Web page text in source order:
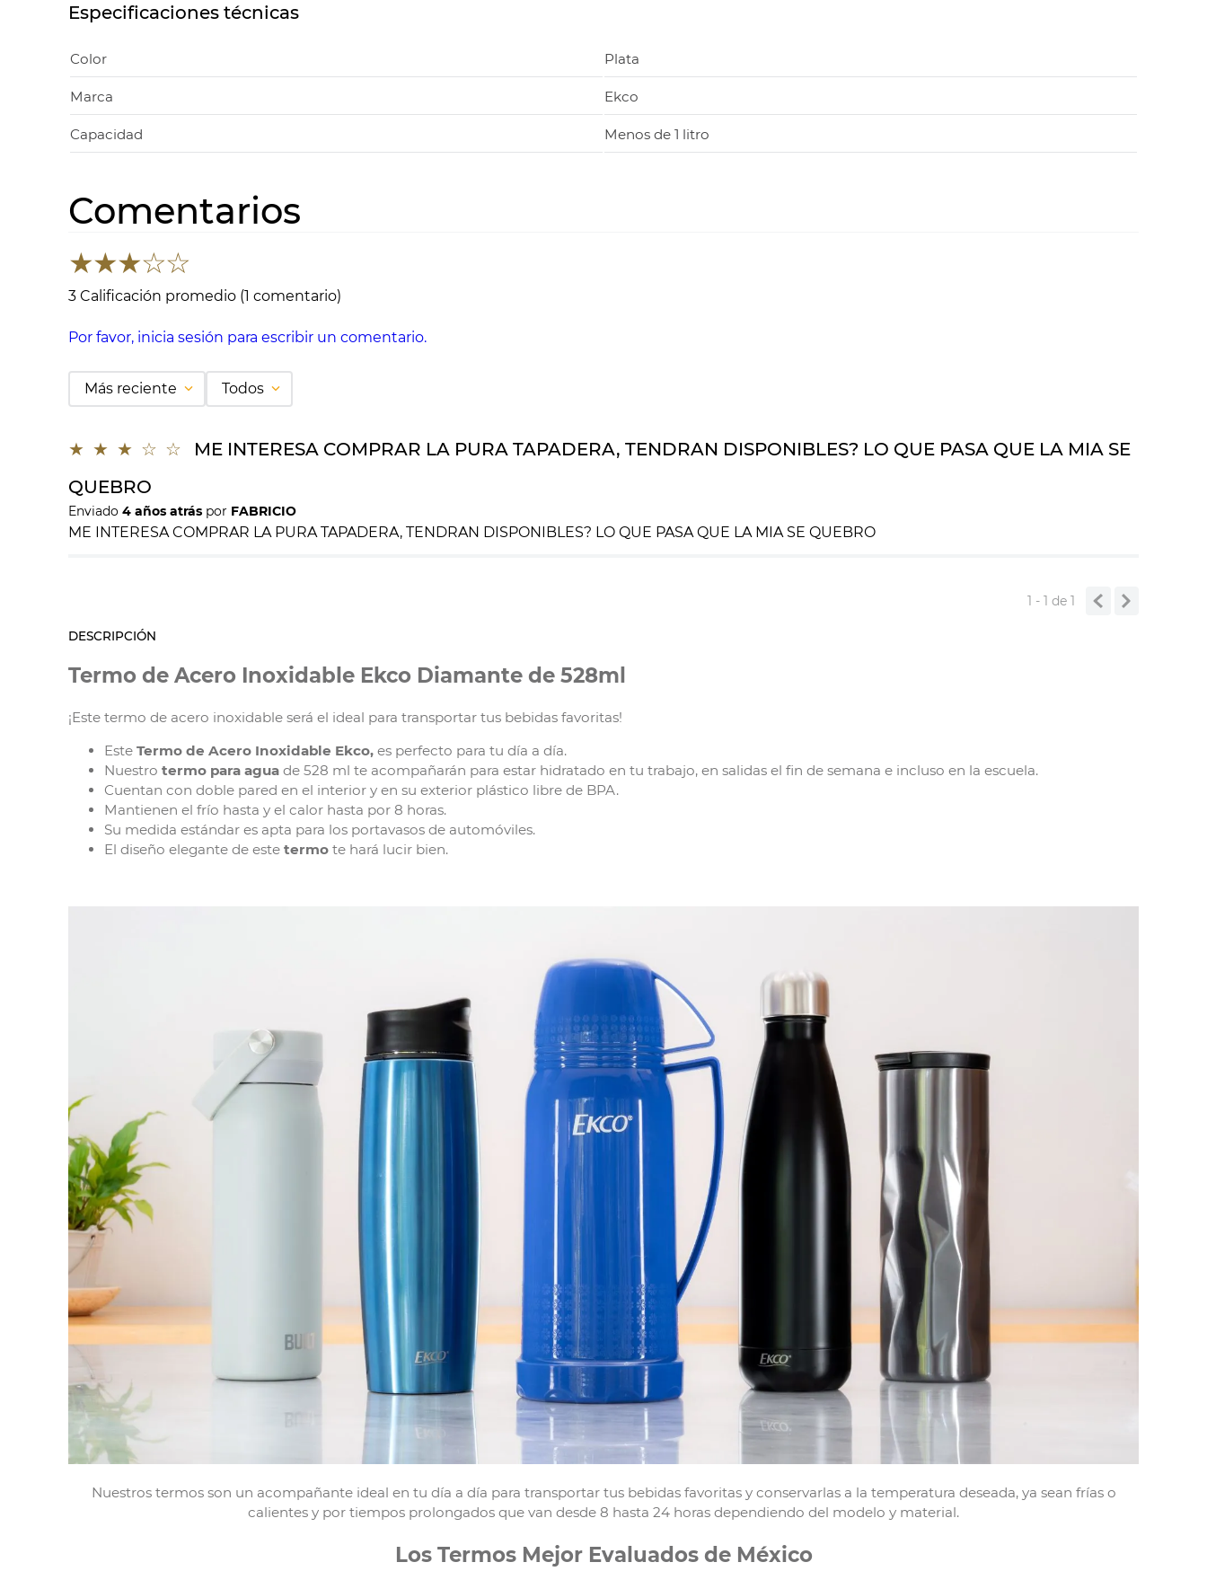
Especificaciones técnicas
Color Plata
Marca Ekco
Capacidad Menos de 1 litro
Comentarios
★★★☆☆
3 Calificación promedio (1 comentario)
Por favor, inicia sesión para escribir un comentario.
Más reciente Todos
★ ★ ★ ☆ ☆
ME INTERESA COMPRAR LA PURA TAPADERA, TENDRAN DISPONIBLES? LO QUE PASA QUE LA MIA SE
QUEBRO
Enviado 4 años atrás por FABRICIO
ME INTERESA COMPRAR LA PURA TAPADERA, TENDRAN DISPONIBLES? LO QUE PASA QUE LA MIA SE QUEBRO
1 - 1de 1
DESCRIPCIÓN
Termo de Acero Inoxidable Ekco Diamante de 528ml
¡Este termo de acero inoxidable será el ideal para transportar tus bebidas favoritas!
Este Termo de Acero Inoxidable Ekco, es perfecto para tu día a día.
Nuestro termo para agua de 528 ml te acompañarán para estar hidratado en tu trabajo, en salidas el fin de semana e incluso en la escuela.
Cuentan con doble pared en el interior y en su exterior plástico libre de BPA.
Mantienen el frío hasta y el calor hasta por 8 horas.
Su medida estándar es apta para los portavasos de automóviles.
El diseño elegante de este termo te hará lucir bien.
Nuestros termos son un acompañante ideal en tu día a día para transportar tus bebidas favoritas y conservarlas a la temperatura deseada, ya sean frías o
calientes y por tiempos prolongados que van desde 8 hasta 24 horas dependiendo del modelo y material.
Los Termos Mejor Evaluados de México